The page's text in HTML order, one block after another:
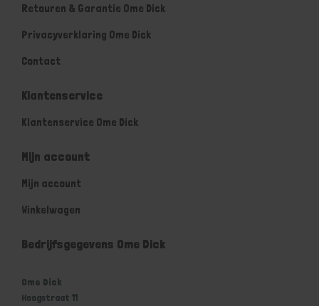
Retouren & Garantie Ome Dick
Privacyverklaring Ome Dick
Contact
Klantenservice
Klantenservice Ome Dick
Mijn account
Mijn account
Winkelwagen
Bedrijfsgegevens Ome Dick
Ome Dick
Hoogstraat 11